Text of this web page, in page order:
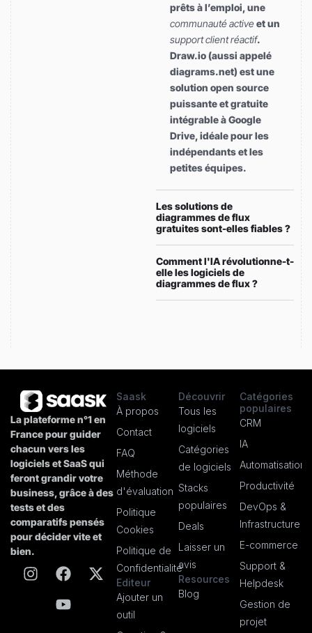
prêts à l’emploi, une
communauté activeet un
support client réactif.
Draw.io (aussi appelé
diagrams.net) est une
solution open source
puissante et gratuite
intégrable à Google
Drive, idéale pour les
indépendants et les
petites équipes.
Les solutions de
diagrammes de flux
gratuites sont-elles fiables ?
Comment l'IA révolutionne-t-
elle les logiciels de
diagrammes de flux ?
La plateforme n°1 en
France pour guider
chacun vers les
logiciels et SaaS qui
feront grandir votre
business, grâce à des
tests et des
comparatifs pensés
pour décider vite et
bien.
Saask
À propos
Contact
FAQ
Méthode
d'évaluation
Politique
Cookies
Politique de
Confidentialité
Editeur
Ajouter un
outil
Découvrir
Tous les
logiciels
Catégories
de logiciels
Stacks
populaires
Deals
Laisser un
avis
Resources
Blog
Catégories
populaires
CRM
IA
Automatisation
Productivité
DevOps &
Infrastructure
E-commerce
Support &
Helpdesk
Gestion de
projet